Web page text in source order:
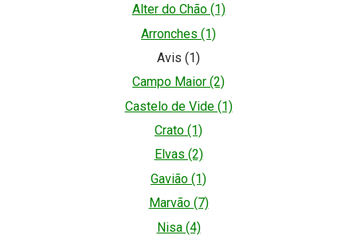
Alter do Chão (1)
Arronches (1)
Avis (1)
Campo Maior (2)
Castelo de Vide (1)
Crato (1)
Elvas (2)
Gavião (1)
Marvão (7)
Nisa (4)